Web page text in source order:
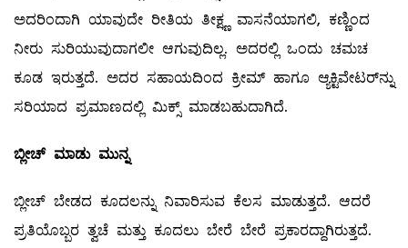
ಅದರಿಂದಾಗಿ ಯಾವುದೇ ರೀತಿಯ ತೀಕ್ಷ್ಣ ವಾಸನೆಯಾಗಲಿ, ಕಣ್ಣಿಂದ
ನೀರು ಸುರಿಯುವುದಾಗಲೀ ಆಗುವುದಿಲ್ಲ. ಅದರಲ್ಲಿ ಒಂದು ಚಮಚ
ಕೂಡ ಇರುತ್ತದೆ. ಅದರ ಸಹಾಯದಿಂದ ಕ್ರೀಮ್ ಹಾಗೂ ಆ್ಯಕ್ಟಿವೇಟರ್‌ನ್ನು
ಸರಿಯಾದ ಪ್ರಮಾಣದಲ್ಲಿ ಮಿಕ್ಸ್ ಮಾಡಬಹುದಾಗಿದೆ.
ಬ್ಲೀಚ್‌ ಮಾಡು ಮುನ್ನ
ಬ್ಲೀಚ್‌ ಬೇಡದ ಕೂದಲನ್ನು ನಿವಾರಿಸುವ ಕೆಲಸ ಮಾಡುತ್ತದೆ. ಆದರೆ
ಪ್ರತಿಯೊಬ್ಬರ ತ್ವಚೆ ಮತ್ತು ಕೂದಲು ಬೇರೆ ಬೇರೆ ಪ್ರಕಾರದ್ದಾಗಿರುತ್ತದೆ.